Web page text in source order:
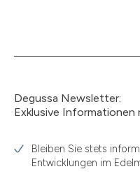
Degussa Newsletter:
Exklusive Informationen
Bleiben Sie stets
Entwicklungen im